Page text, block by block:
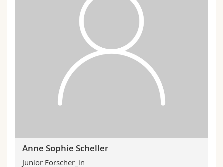
Anne Sophie Scheller
Junior Forscher_in